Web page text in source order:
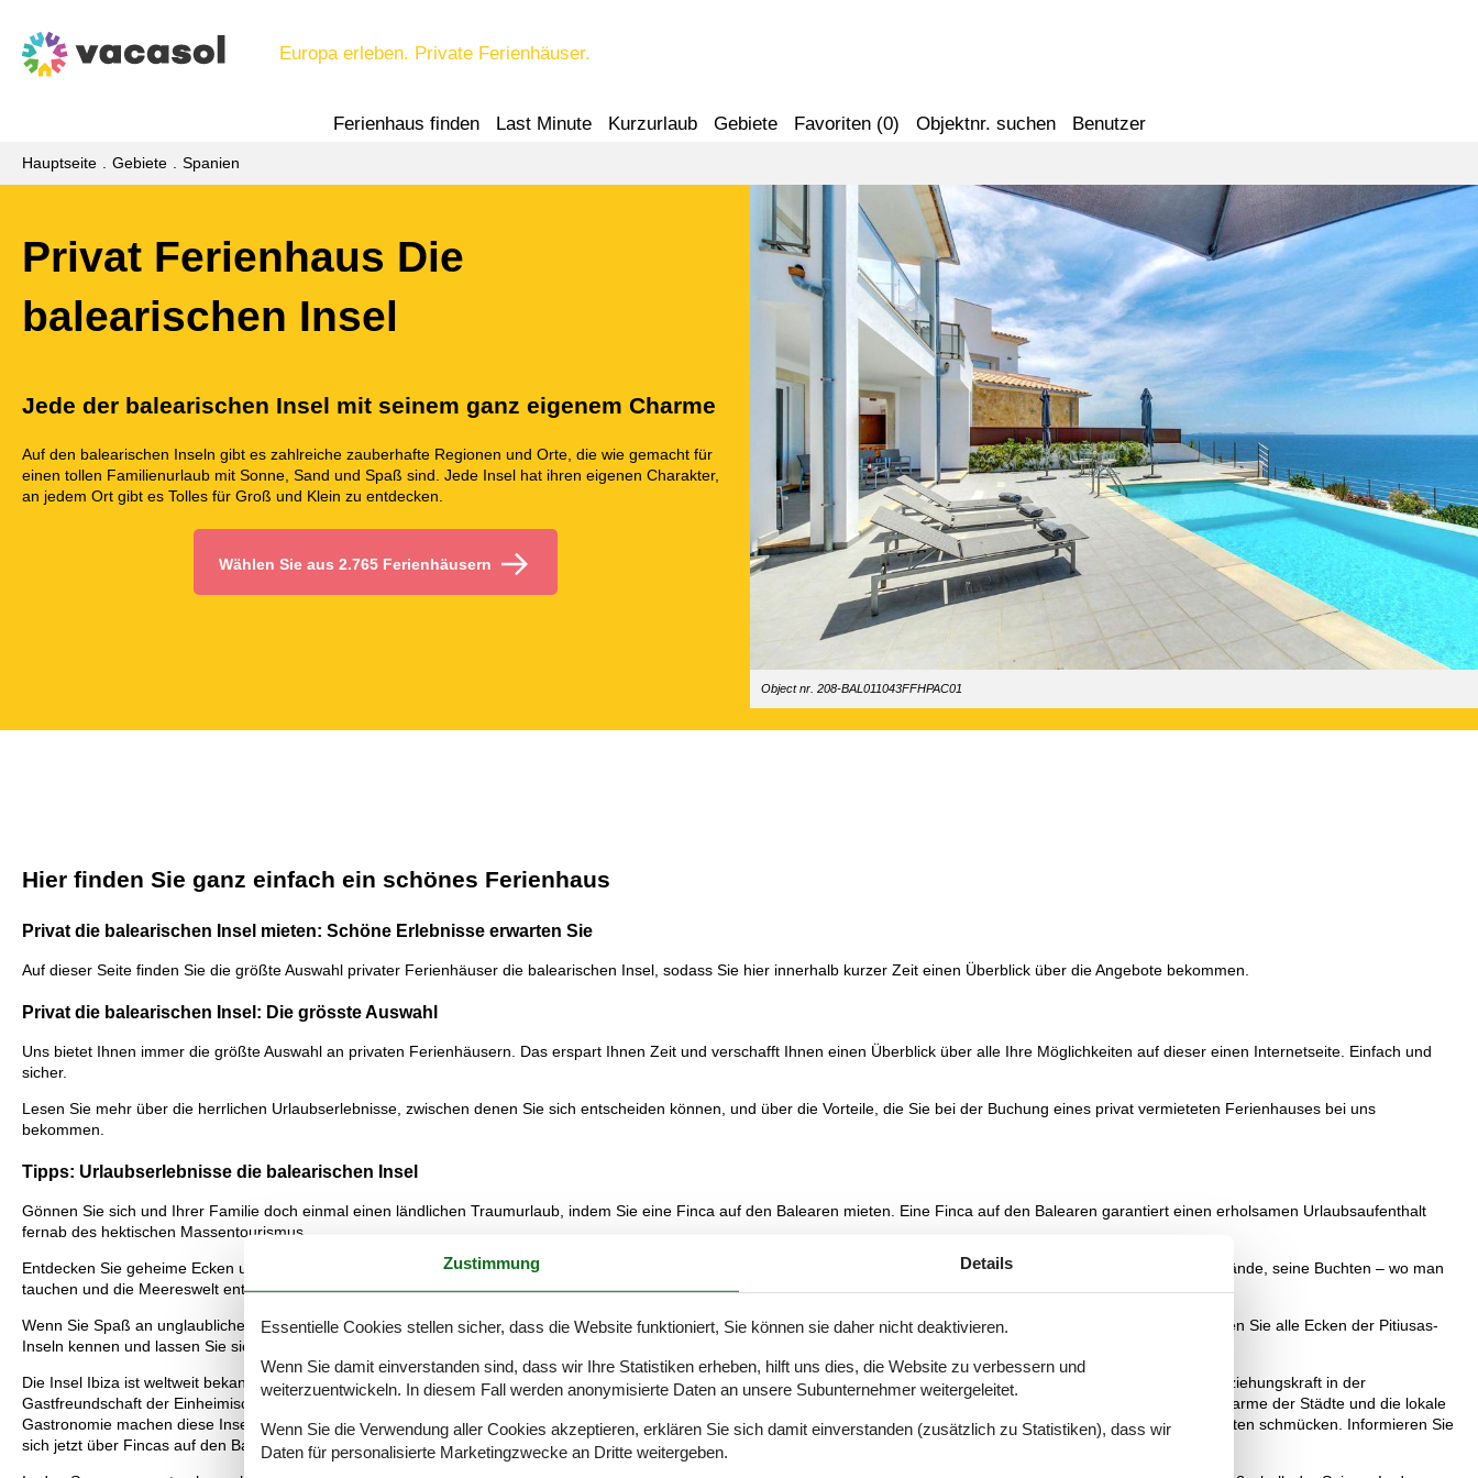
Europa erleben. Private Ferienhäuser.
Ferienhaus finden Last Minute Kurzurlaub Gebiete Favoriten (0) Objektnr. suchen Benutzer
Hauptseite Gebiete Spanien
Privat Ferienhaus Die
balearischen Insel
Jede der balearischen Insel mit seinem ganz eigenem Charme
Auf den balearischen Inseln gibt es zahlreiche zauberhafte Regionen und Orte, die wie gemacht für
einen tollen Familienurlaub mit Sonne, Sand und Spaß sind. Jede Insel hat ihren eigenen Charakter,
an jedem Ort gibt es Tolles für Groß und Klein zu entdecken.
Wählen Sie aus 2.765 Ferienhäusern
Object nr. 208-BAL011043FFHPAC01
Hier finden Sie ganz einfach ein schönes Ferienhaus
Privat die balearischen Insel mieten: Schöne Erlebnisse erwarten Sie
Auf dieser Seite finden Sie die größte Auswahl privater Ferienhäuser die balearischen Insel, sodass Sie hier innerhalb kurzer Zeit einen Überblick über die Angebote bekommen.
Privat die balearischen Insel: Die grösste Auswahl
Uns bietet Ihnen immer die größte Auswahl an privaten Ferienhäusern. Das erspart Ihnen Zeit und verschafft Ihnen einen Überblick über alle Ihre Möglichkeiten auf dieser einen Internetseite. Einfach und
sicher.
Lesen Sie mehr über die herrlichen Urlaubserlebnisse, zwischen denen Sie sich entscheiden können, und über die Vorteile, die Sie bei der Buchung eines privat vermieteten Ferienhauses bei uns
bekommen.
Tipps: Urlaubserlebnisse die balearischen Insel
Gönnen Sie sich und Ihrer Familie doch einmal einen ländlichen Traumurlaub, indem Sie eine Finca auf den Balearen mieten. Eine Finca auf den Balearen garantiert einen erholsamen Urlaubsaufenthalt
fernab des hektischen Massentourismus.
Entdecken Sie geheime Ecken und Buchten mit dem kristallklaren Wasser der Inseln. Dieser weltberühmte Archipel ist bekannt für die hohe Qualität und Sauberkeit seiner Strände, seine Buchten – wo man
tauchen und die Meereswelt entdecken kann – und sein abwechslungsreiches touristisches Angebot.
Wenn Sie Spaß an unglaublichen Stränden mit kristallklarem Wasser haben möchten, ist das Segeln mit dem Boot um Ibiza und Formentera die beste Möglichkeit dazu. Lernen Sie alle Ecken der Pitiusas-
Inseln kennen und lassen Sie sich von ihrem besonderen Charme verzaubern.
Die Insel Ibiza ist weltweit bekannt für ihre Natur, ihre Kultur und ihre abwechslungsreichen Angebote. Viele Menschen beschreiben sie als „die magische Insel“, wobei ihre Anziehungskraft in der
Gastfreundschaft der Einheimischen und in der Vielzahl von Möglichkeiten liegt, die für jeden Geschmack das Richtige bieten. Die Schönheit der Buchten und Strände, der Charme der Städte und die lokale
Gastronomie machen diese Insel zu einem einzigartigen Ort auf der Welt. Auch die Nachbarinsel Mallorca kann sich mit einer atemberaubenden Natur und attraktiven Angeboten schmücken. Informieren Sie
sich jetzt über Fincas auf den Balearen!
Zustimmung Details
Essentielle Cookies stellen sicher, dass die Website funktioniert, Sie können sie daher nicht deaktivieren.
Wenn Sie damit einverstanden sind, dass wir Ihre Statistiken erheben, hilft uns dies, die Website zu verbessern und
weiterzuentwickeln. In diesem Fall werden anonymisierte Daten an unsere Subunternehmer weitergeleitet.
Wenn Sie die Verwendung aller Cookies akzeptieren, erklären Sie sich damit einverstanden (zusätzlich zu Statistiken), dass wir
Daten für personalisierte Marketingzwecke an Dritte weitergeben.